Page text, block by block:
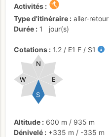
Activités
Type d'itinéraire
aller-retour
Durée
1 jour(s)
Cotations 1.2 / E1 F / S1
E
W
S
N
Altitude 600 m / 935 m
Dénivelé
+335 m / -335 m